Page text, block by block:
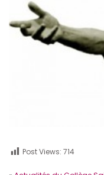
Post Views: 714